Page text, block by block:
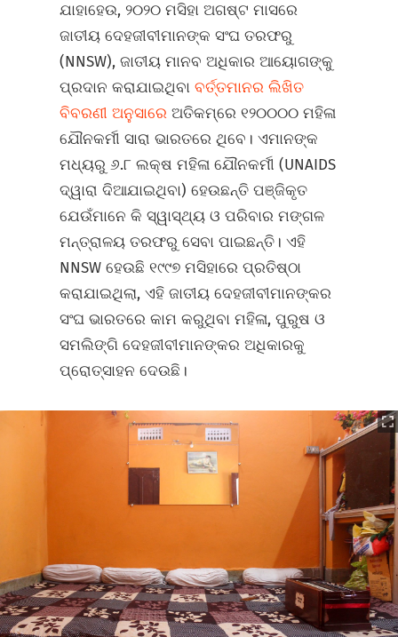
ଯାହାହେଉ, ୨୦୨୦ ମସିହା ଅଗଷ୍ଟ ମାସରେ
ଜାତୀୟ ଦେହଜୀବୀମାନଙ୍କ ସଂଘ ତରଫରୁ
(NNSW), ଜାତୀୟ ମାନବ ଅଧିକାର ଆୟୋଗଙ୍କୁ
ପ୍ରଦାନ କରାଯାଇଥିବାବର୍ତ୍ତମାନର ଲିଖିତ
ବିବରଣୀ ଅନୁସାରେଅତିକମ୍‌ରେ ୧୨୦୦୦୦ ମହିଳା
ଯୌନକର୍ମୀ ସାରା ଭାରତରେ ଥିବେ। ଏମାନଙ୍କ
ମଧ୍ୟରୁ ୬.୮ ଲକ୍ଷ ମହିଳା ଯୌନକର୍ମୀ (UNAIDS
ଦ୍ୱାରା ଦିଆଯାଇଥିବା) ହେଉଛନ୍ତି ପଞ୍ଜିକୃତ
ଯେଉଁମାନେ କି ସ୍ୱାସ୍ଥ୍ୟ ଓ ପରିବାର ମଙ୍ଗଳ
ମନ୍ତ୍ରାଳୟ ତରଫରୁ ସେବା ପାଇଛନ୍ତି। ଏହି
NNSW ହେଉଛି ୧୯୯୭ ମସିହାରେ ପ୍ରତିଷ୍ଠା
କରାଯାଇଥିଲା, ଏହି ଜାତୀୟ ଦେହଜୀବୀମାନଙ୍କର
ସଂଘ ଭାରତରେ କାମ କରୁଥିବା ମହିଳା, ପୁରୁଷ ଓ
ସମଲିଙ୍ଗି ଦେହଜୀବୀମାନଙ୍କର ଅଧିକାରକୁ
ପ୍ରୋତ୍ସାହନ ଦେଉଛି।